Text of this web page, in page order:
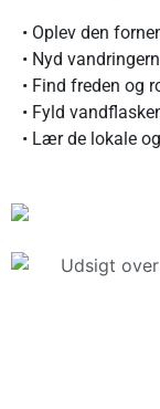
• Oplev den
• Nyd
• Find freden og
• Fyld
• Lær de lokale